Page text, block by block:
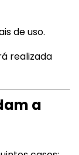
de uso.
realizada
a